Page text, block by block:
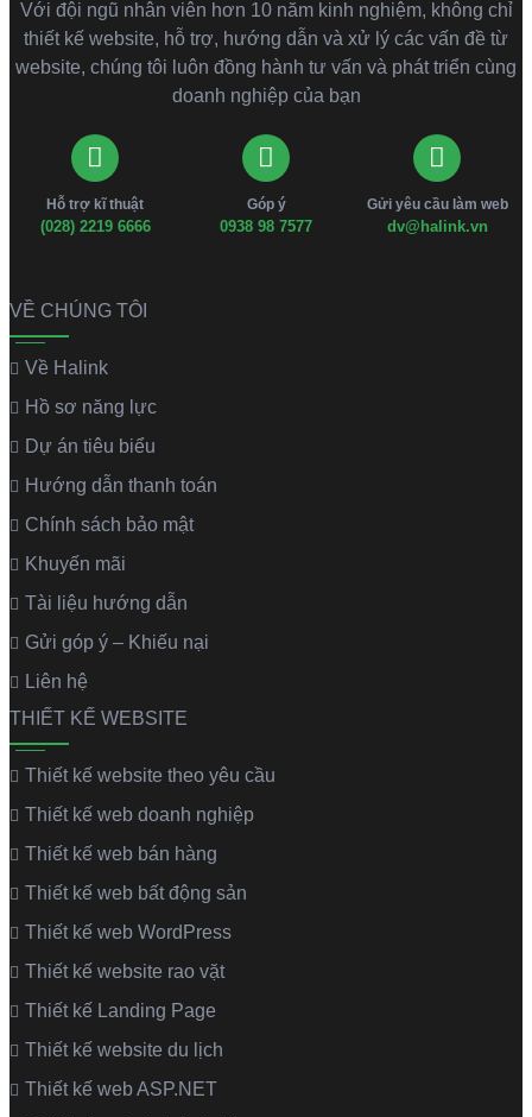
Với đội ngũ nhân viên hơn 10 năm kinh nghiệm, không chỉ
thiết kế website, hỗ trợ, hướng dẫn và xử lý các vấn đề từ
website, chúng tôi luôn đồng hành tư vấn và phát triển cùng
doanh nghiệp của bạn
Hỗ trợ kĩ thuật
(028) 2219 6666
Góp ý
0938 98 7577
Gửi yêu cầu làm web
dv@halink.vn
VỀ CHÚNG TÔI
Về Halink
Hồ sơ năng lực
Dự án tiêu biểu
Hướng dẫn thanh toán
Chính sách bảo mật
Khuyến mãi
Tài liệu hướng dẫn
Gửi góp ý – Khiếu nại
Liên hệ
THIẾT KẾ WEBSITE
Thiết kế website theo yêu cầu
Thiết kế web doanh nghiệp
Thiết kế web bán hàng
Thiết kế web bất động sản
Thiết kế web WordPress
Thiết kế website rao vặt
Thiết kế Landing Page
Thiết kế website du lịch
Thiết kế web ASP.NET